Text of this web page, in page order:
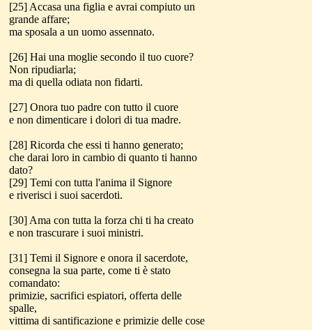
[25] Accasa una figlia e avrai compiuto un
grande affare;
ma sposala a un uomo assennato.
[26] Hai una moglie secondo il tuo cuore?
Non ripudiarla;
ma di quella odiata non fidarti.
[27] Onora tuo padre con tutto il cuore
e non dimenticare i dolori di tua madre.
[28] Ricorda che essi ti hanno generato;
che darai loro in cambio di quanto ti hanno
dato?
[29] Temi con tutta l'anima il Signore
e riverisci i suoi sacerdoti.
[30] Ama con tutta la forza chi ti ha creato
e non trascurare i suoi ministri.
[31] Temi il Signore e onora il sacerdote,
consegna la sua parte, come ti è stato
comandato:
primizie, sacrifici espiatori, offerta delle
spalle,
vittima di santificazione e primizie delle cose